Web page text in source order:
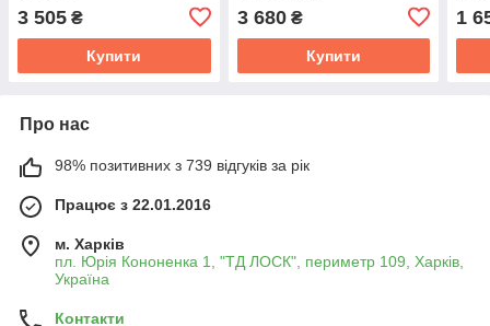
3 505 ₴
Купити
3 680₴
Купити
1
Про нас
98% позитивних з 739 відгуків за рік
Працює з 22.01.2016
м. Харків
пл. Юрія Кононенка 1, "ТД ЛОСК", периметр 109, Харків,
Україна
Контакти